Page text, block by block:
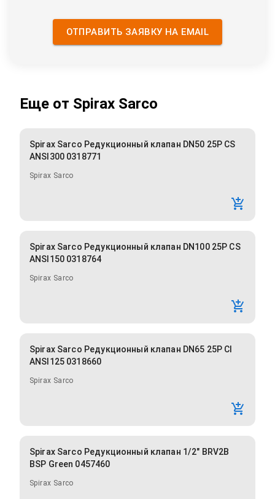
ОТПРАВИТЬ ЗАЯВКУ НА EMAIL
Еще от Spirax Sarco
Spirax Sarco Редукционный клапан DN50 25P CS
ANSI300 0318771
Spirax Sarco
Spirax Sarco Редукционный клапан DN100 25P CS
ANSI150 0318764
Spirax Sarco
Spirax Sarco Редукционный клапан DN65 25P CI
ANSI125 0318660
Spirax Sarco
Spirax Sarco Редукционный клапан 1/2" BRV2B
BSP Green 0457460
Spirax Sarco